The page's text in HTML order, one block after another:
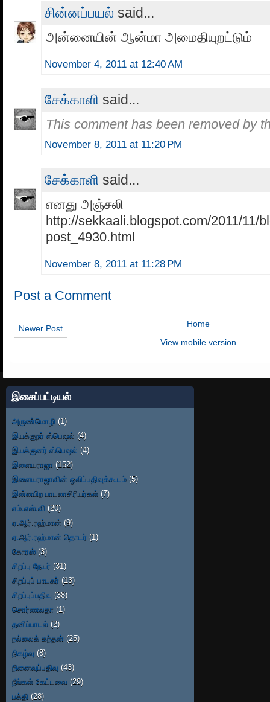
சின்னப்பயல் said...
அன்னையின் ஆன்மா அமைதியுறட்டும்
November 4, 2011 at 12:40 AM
சேக்காளி said...
This comment has been removed by
November 8, 2011 at 11:20 PM
சேக்காளி said...
எனது அஞ்சலி
http://sekkaali.blogspot.com/2011/11/
post_4930.html
November 8, 2011 at 11:28 PM
Post a Comment
Newer Post
Home
View mobile version
இசைப்பட்டியல்
அருண்மொழி (1)
இயக்குநர் ஸ்பெஷல் (4)
இயக்குனர் ஸ்பெஷல் (4)
இளையராஜா (152)
இளையராஜாவின் ஒலிப்பதிவுக்கூடம் (5)
இன்னபிற பாடலாசிரியர்கள் (7)
எம்.எஸ்.வி (20)
ஏ.ஆர்.ரஹ்மான் (9)
ஏ.ஆர்.ரஹ்மான் தொடர் (1)
கோரஸ் (3)
சிறப்பு நேயர் (31)
சிறப்புப் பாடகர் (13)
சிறப்புப்பதிவு (38)
சொர்ணலதா (1)
தனிப்பாடல் (2)
நல்லைக் கந்தன் (25)
நிகழ்வு (8)
நினைவுப்பதிவு (43)
நீங்கள் கேட்டவை (29)
பக்தி (28)